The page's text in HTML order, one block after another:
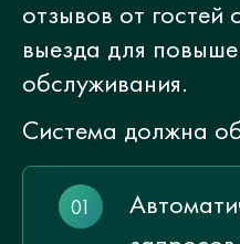
отзывов от гостей
выезда для
обслуживания.
Система должна